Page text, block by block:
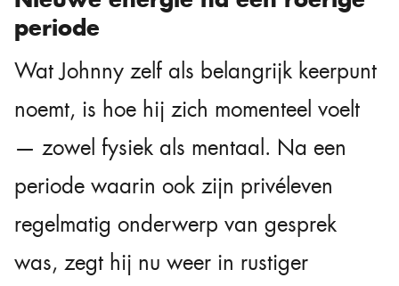
periode
Wat Johnny zelf als belangrijk keerpunt
noemt, is hoe hij zich momenteel voelt
— zowel fysiek als mentaal. Na een
periode waarin ook zijn privéleven
regelmatig onderwerp van gesprek
was, zegt hij nu weer in rustiger